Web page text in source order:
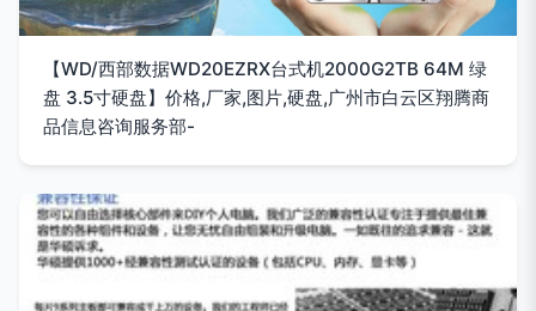
【WD/西部数据WD20EZRX台式机2000G2TB 64M 绿
盘 3.5寸硬盘】价格,厂家,图片,硬盘,广州市白云区翔腾商
品信息咨询服务部-